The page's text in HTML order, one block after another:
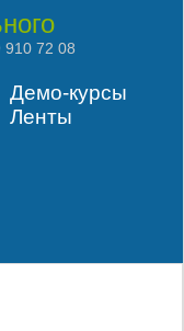
910 72 08
Демо-курсы
Ленты